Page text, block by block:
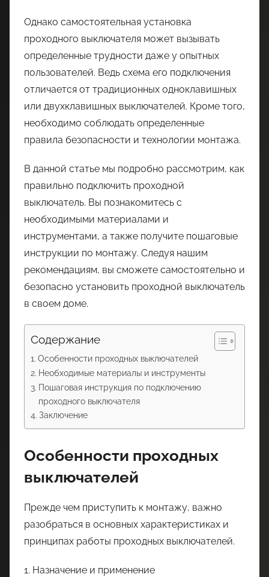
Однако самостоятельная установка
проходного выключателя может вызывать
определенные трудности даже у опытных
пользователей. Ведь схема его подключения
отличается от традиционных одноклавишных
или двухклавишных выключателей. Кроме того,
необходимо соблюдать определенные
правила безопасности и технологии монтажа.
В данной статье мы подробно рассмотрим, как
правильно подключить проходной
выключатель. Вы познакомитесь с
необходимыми материалами и
инструментами, а также получите пошаговые
инструкции по монтажу. Следуя нашим
рекомендациям, вы сможете самостоятельно и
безопасно установить проходной выключатель
в своем доме.
Содержание
Особенности проходных выключателей
Необходимые материалы и инструменты
Пошаговая инструкция по подключению
проходного выключателя
Заключение
Особенности проходных
выключателей
Прежде чем приступить к монтажу, важно
разобраться в основных характеристиках и
принципах работы проходных выключателей.
1. Назначение и применение